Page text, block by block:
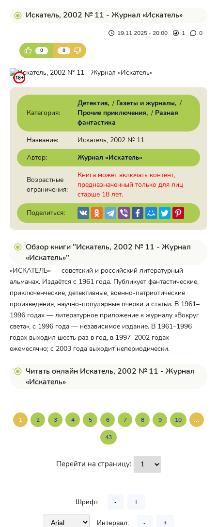
Искатель, 2002 № 11 - Журнал «Искатель»
19.11.2025 - 20:00 1 0
0 0
Категория:
Детектив / Газеты и журналы /
Прочие приключения / Разная
фантастика
Название:
Искатель, 2002 № 11
Автор:
Журнал «Искатель»
Возрастные
ограничения:
Книга может включать контент,
предназначенный только для лиц
старше 18 лет.
Поделиться:
Обзор книги "Искатель, 2002 № 11 - Журнал
«Искатель»"
«ИСКАТЕЛЬ» — советский и российский литературный
альманах. Издаётся с 1961 года. Публикует фантастические,
приключенческие, детективные, военно-патриотические
произведения, научно-популярные очерки и статьи. В 1961–
1996 годах — литературное приложение к журналу «Вокруг
света», с 1996 года — независимое издание. В 1961–1996
годах выходил шесть раз в год, в 1997–2002 годах —
ежемесячно; с 2003 года выходит непериодически.
Читать онлайн Искатель, 2002 № 11 - Журнал
«Искатель»
1 2 3 4 5 6 7 8 9 10 ...
43
Перейти на страницу:
Шрифт: - +
Интервал: - +